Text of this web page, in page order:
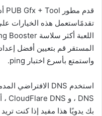
تقدمًاستعمل هذه الخيارات
واستمتع بأسرع اختبار ping.